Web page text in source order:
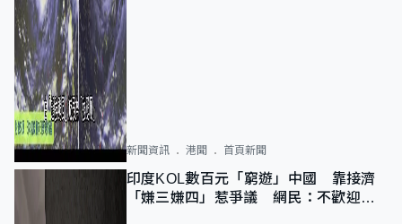
新聞資訊 港聞 首頁新聞
印度KOL數百元「窮遊」中國 靠接濟
「嫌三嫌四」惹爭議 網民：不歡迎劣